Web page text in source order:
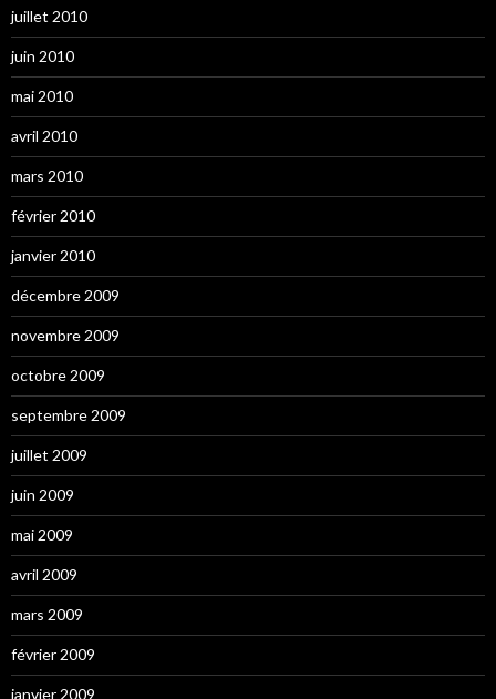
juillet 2010
juin 2010
mai 2010
avril 2010
mars 2010
février 2010
janvier 2010
décembre 2009
novembre 2009
octobre 2009
septembre 2009
juillet 2009
juin 2009
mai 2009
avril 2009
mars 2009
février 2009
janvier 2009